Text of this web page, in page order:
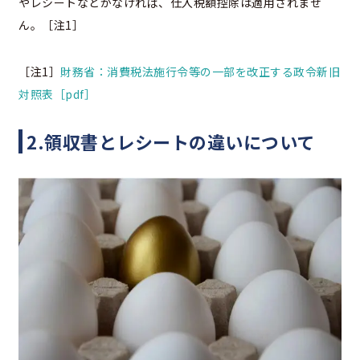
ん。［注1］
［注1］ 財務省：消費税法施行令等の一部を改正する政令新旧
対照表［pdf］
2.領収書とレシートの違いについて